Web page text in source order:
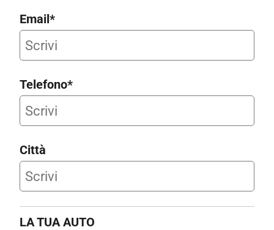
Email*
Telefono*
Città
LA TUA AUTO